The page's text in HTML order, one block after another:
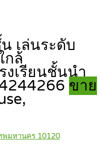
เล่นระดับ
กล้
งเรียนชั้นนำ
ขาย
พมหานคร 10120